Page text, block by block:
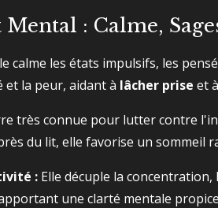
: Calme,
calme les états impulsifs, les
et la peur, aidant à lâcher prise et
très connue pour lutter contre
du lit, elle favorise un sommeil
: Elle décuple la
une clarté mentale